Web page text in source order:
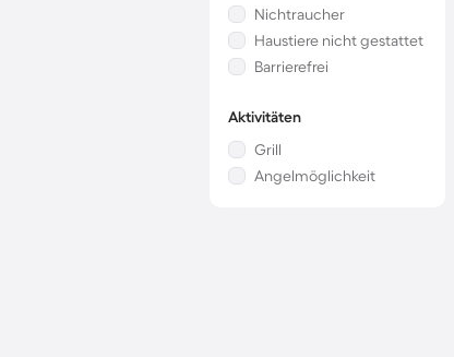
Nichtraucher
Haustiere nicht gestattet
Barrierefrei
Aktivitäten
Grill
Angelmöglichkeit